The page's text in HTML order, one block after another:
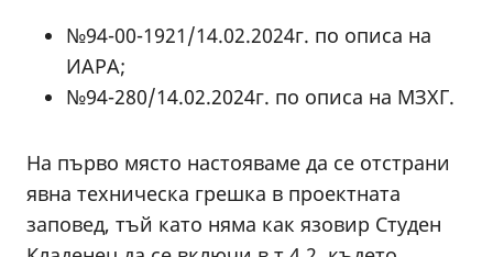
№94-00-1921/14.02.2024г. по описа на
ИАРА;
№94-280/14.02.2024г. по описа на МЗХГ.
На първо място настояваме да се отстрани
явна техническа грешка в проектната
заповед, тъй като няма как язовир Студен